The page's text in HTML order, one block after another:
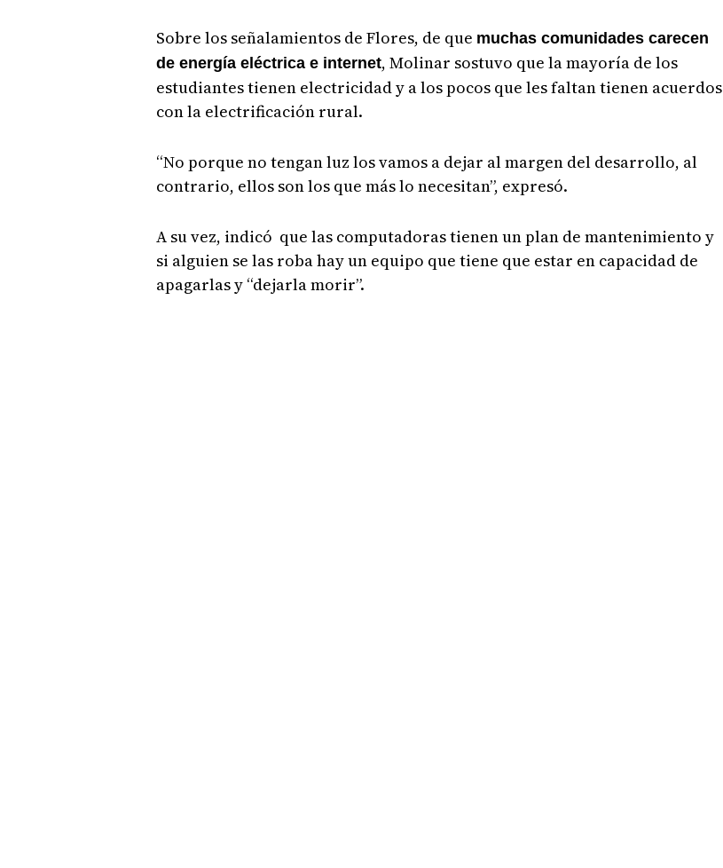
Sobre los señalamientos de Flores, de que muchas comunidades carecen
de energía eléctrica e internet, Molinar sostuvo que la mayoría de los
estudiantes tienen electricidad y a los pocos que les faltan tienen acuerdos
con la electrificación rural.
“No porque no tengan luz los vamos a dejar al margen del desarrollo, al
contrario, ellos son los que más lo necesitan”, expresó.
A su vez, indicó que las computadoras tienen un plan de mantenimiento y
si alguien se las roba hay un equipo que tiene que estar en capacidad de
apagarlas y “dejarla morir”.